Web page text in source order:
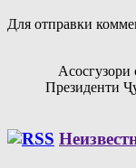
Для отправки
Президенти